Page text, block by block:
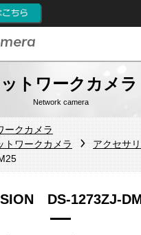
トワークカメラ
Network camera
ークカメラ
トワークカメラ
アクセサ
DS-1273ZJ-